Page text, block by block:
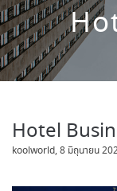
Hotel
by
koolworld 8 มิถุนายน